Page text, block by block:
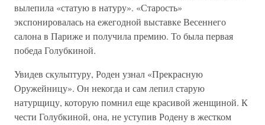
вылепила «статую в натуру». «Старость»
экспонировалась на ежегодной выставке Весеннего
салона в Париже и получила премию. То была первая
победа Голубкиной.
Увидев скульптуру, Роден узнал «Прекрасную
Оружейницу». Он некогда и сам лепил старую
натурщицу, которую помнил еще красивой женщиной. К
чести Голубкиной, она, не уступив Родену в жестком